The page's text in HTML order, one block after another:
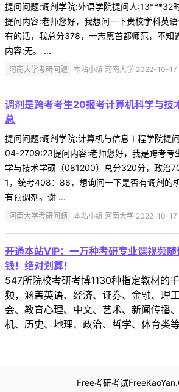
提问问题:调剂学院:外语学院提问人
提问内容:老师您好，我想问一下贵校学科英语
有的话，我总分378，一志愿首都师范，不知
内容:无。 ...
河南大学考研问题 本站小编 河南大学 2022-10-17
调剂是跨考考生20报考计算机科学与技
总
提问问题:调剂学院:计算机与信息工程学院
04-2709:23提问内容:老师您好，我是跨考考
学与技术学硕（081200）总分320分，政治
1，统考408：86，想询问一下是否有调剂的
有预调剂。谢 ...
河南大学考研问题 本站小编 河南大学 2022-10-17
开通本站VIP：一万种考研专业课视频
钱！绝对划算！
547所院校考研考博1130种指定教材的
频，涵盖英语、经济、证券、金融、理
会、教育心理、中文、艺术、新闻传播
机、历史、地理、政治、哲学、体育类
Free考研考试